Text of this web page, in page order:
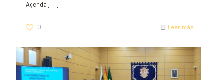
Agenda […]
0 Leer más